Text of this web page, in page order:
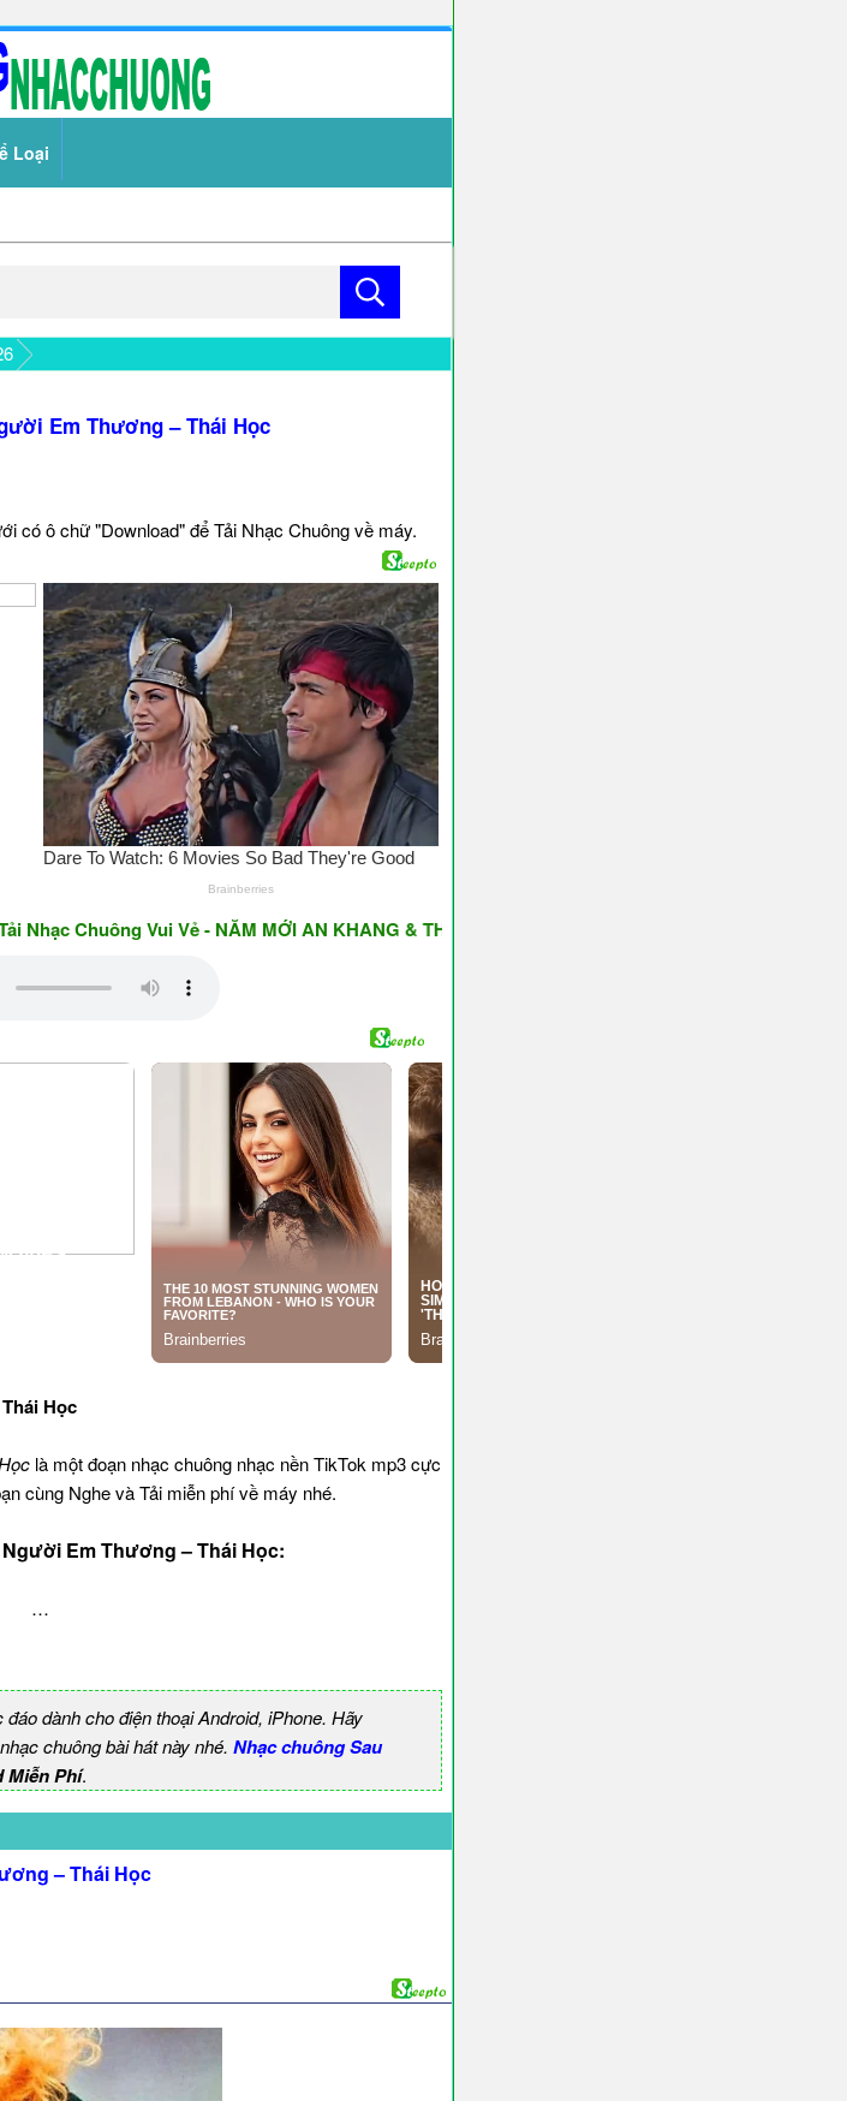
Loại
Em Thương – Thái Học
có ô chữ "Download" để Tải Nhạc Chuông về máy.
Vui Vẻ - NĂM MỚI AN KHANG & THỊNH VƯỢNG ♥ Have A Nice Day ♥
Học
là một đoạn nhạc chuông nhạc nền TikTok mp3 cực
cùng Nghe và Tải miễn phí về máy nhé.
Em Thương – Thái Học:
…
dành cho điện thoại Android, iPhone. Hãy
chuông bài hát này nhé. Nhạc chuông Sau
Miễn Phí.
– Thái Học